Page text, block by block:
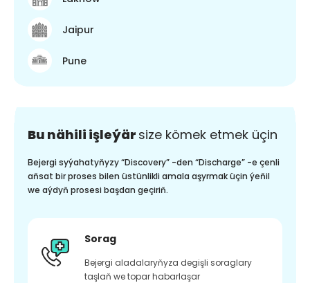
Jaipur
Pune
Bu nähili işleýär size kömek etmek üçin
Bejergi syýahatyňyzy “Discovery” -den “Discharge” -e çenli
aňsat bir proses bilen üstünlikli amala aşyrmak üçin ýeňil
we aýdyň prosesi başdan geçiriň.
Sorag
Bejergi aladalaryňyza degişli soraglary
taşlaň we topar habarlaşar